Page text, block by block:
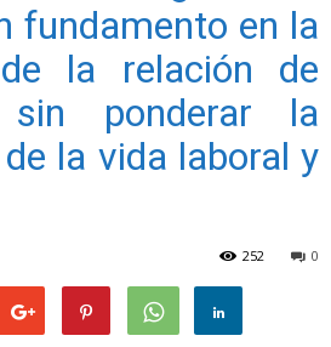
fundamento en la
la relación de
ponderar la
la vida laboral y
0
252